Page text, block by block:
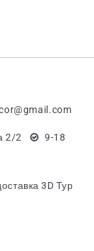
2/2 9-18
3D Тур